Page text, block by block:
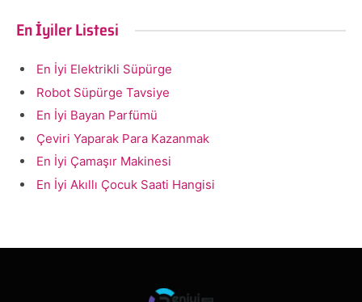
En İyiler Listesi
En İyi Elektrikli Süpürge
Robot Süpürge Tavsiye
En İyi Bayan Parfümü
Çeviri Yaparak Para Kazanmak
En İyi Çamaşır Makinesi
En İyi Akıllı Çocuk Saati Hangisi